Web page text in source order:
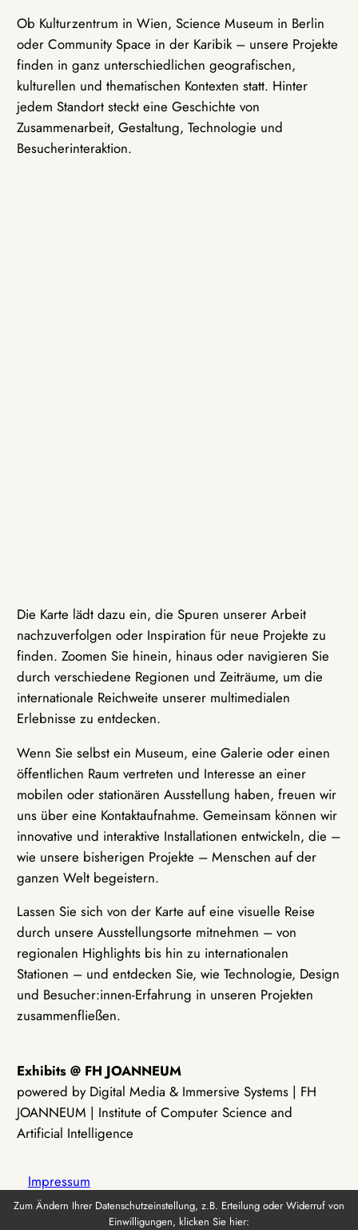
Ob Kulturzentrum in Wien, Science Museum in Berlin
oder Community Space in der Karibik – unsere Projekte
finden in ganz unterschiedlichen geografischen,
kulturellen und thematischen Kontexten statt. Hinter
jedem Standort steckt eine Geschichte von
Zusammenarbeit, Gestaltung, Technologie und
Besucherinteraktion.
Die Karte lädt dazu ein, die Spuren unserer Arbeit
nachzuverfolgen oder Inspiration für neue Projekte zu
finden. Zoomen Sie hinein, hinaus oder navigieren Sie
durch verschiedene Regionen und Zeiträume, um die
internationale Reichweite unserer multimedialen
Erlebnisse zu entdecken.
Wenn Sie selbst ein Museum, eine Galerie oder einen
öffentlichen Raum vertreten und Interesse an einer
mobilen oder stationären Ausstellung haben, freuen wir
uns über eine Kontaktaufnahme. Gemeinsam können wir
innovative und interaktive Installationen entwickeln, die –
wie unsere bisherigen Projekte – Menschen auf der
ganzen Welt begeistern.
Lassen Sie sich von der Karte auf eine visuelle Reise
durch unsere Ausstellungsorte mitnehmen – von
regionalen Highlights bis hin zu internationalen
Stationen – und entdecken Sie, wie Technologie, Design
und Besucher:innen-Erfahrung in unseren Projekten
zusammenfließen.
Exhibits @ FH JOANNEUM
powered by Digital Media & Immersive Systems | FH
JOANNEUM | Institute of Computer Science and
Artificial Intelligence
Impressum
Zum Ändern Ihrer Datenschutzeinstellung, z.B. Erteilung oder Widerruf von
Einwilligungen, klicken Sie hier: